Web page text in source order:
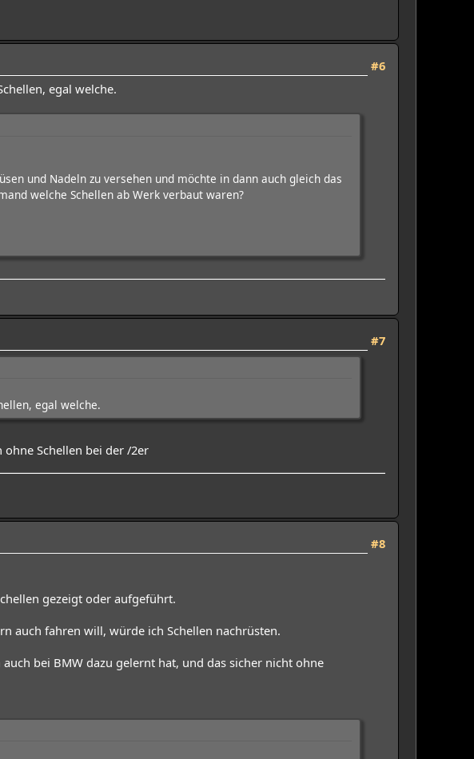
#6
egal welche.
und Nadeln zu versehen und möchte in dann auch gleich das
welche Schellen ab Werk verbaut waren?
#7
egal welche.
Schellen bei der /2er
#8
gezeigt oder aufgeführt.
auch fahren will, würde ich Schellen nachrüsten.
bei BMW dazu gelernt hat, und das sicher nicht ohne